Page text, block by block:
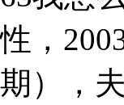
性，
期），